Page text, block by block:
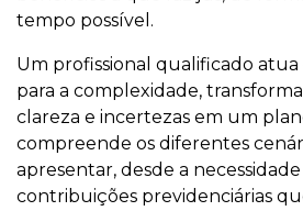
tempo possível.
Um profissional qualificado
para a complexidade,
clareza e incertezas em um
compreende os diferentes
apresentar, desde a
contribuições previdenciárias